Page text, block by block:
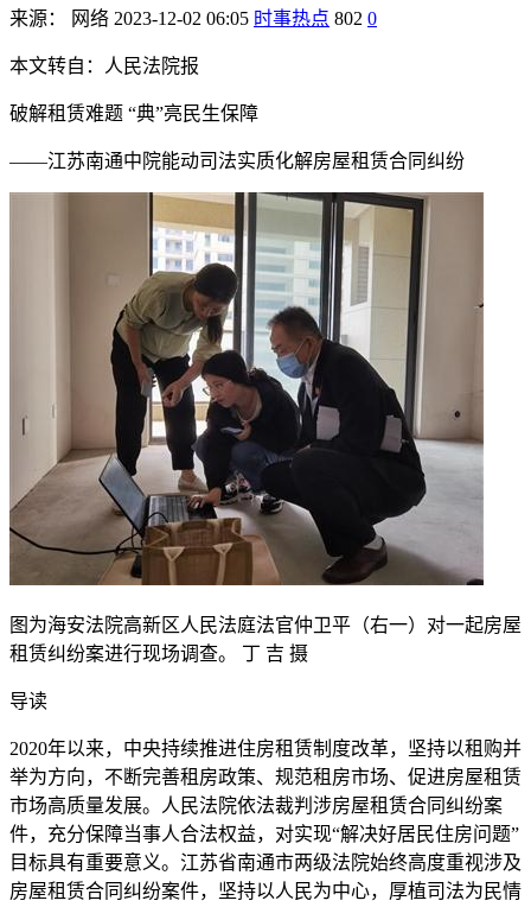
来源： 网络 2023-12-02 06:05 时事热点 802 0
本文转自：人民法院报
破解租赁难题 “典”亮民生保障
——江苏南通中院能动司法实质化解房屋租赁合同纠纷
图为海安法院高新区人民法庭法官仲卫平（右一）对一起房屋
租赁纠纷案进行现场调查。 丁 吉 摄
导读
2020年以来，中央持续推进住房租赁制度改革，坚持以租购并
举为方向，不断完善租房政策、规范租房市场、促进房屋租赁
市场高质量发展。人民法院依法裁判涉房屋租赁合同纠纷案
件，充分保障当事人合法权益，对实现“解决好居民住房问题”
目标具有重要意义。江苏省南通市两级法院始终高度重视涉及
房屋租赁合同纠纷案件，坚持以人民为中心，厚植司法为民情